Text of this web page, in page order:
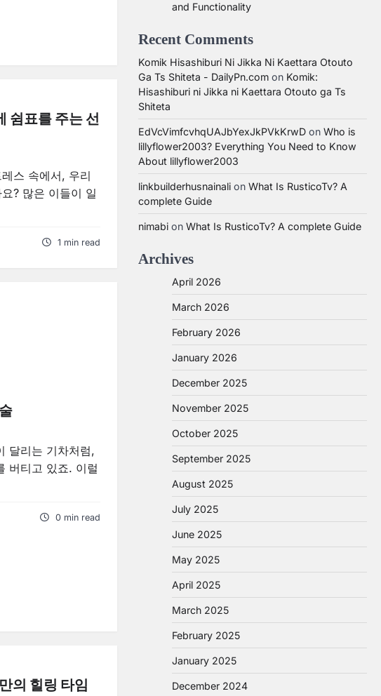
쉼표를 주는 선
스 속에서, 우리
? 많은 이들이 일
1 min read
달리는 기차처럼,
버티고 있죠. 이럴
0 min read
의 힐링 타임
and Functionality
Recent Comments
Komik Hisashiburi Ni Jikka Ni Kaettara Otouto
Ga Ts Shiteta - DailyPn.com on Komik:
Hisashiburi ni Jikka ni Kaettara Otouto ga Ts
Shiteta
EdVcVimfcvhqUAJbYexJkPVkKrwD on Who is
lillyflower2003? Everything You Need to Know
About lillyflower2003
linkbuilderhusnainali on What Is RusticoTv? A
complete Guide
nimabi on What Is RusticoTv? A complete Guide
Archives
April 2026
March 2026
February 2026
January 2026
December 2025
November 2025
October 2025
September 2025
August 2025
July 2025
June 2025
May 2025
April 2025
March 2025
February 2025
January 2025
December 2024